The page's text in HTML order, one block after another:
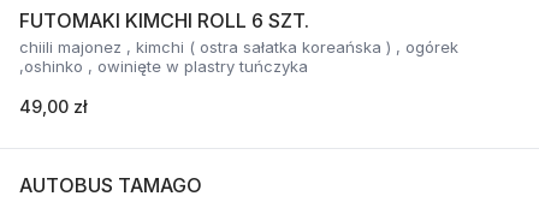
FUTOMAKI KIMCHI ROLL 6 SZT.
chiili majonez , kimchi ( ostra sałatka koreańska ) , ogórek
,oshinko , owinięte w plastry tuńczyka
49,00 zł
AUTOBUS TAMAGO